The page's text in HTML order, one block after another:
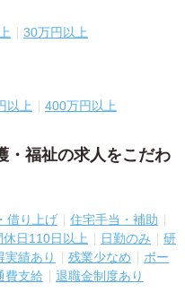
30万円以上
以上 400万円以上
・福祉の求人をこだわ
借り上げ
住宅手当・補助
休日110日以上 日勤のみ
研
実績あり 残業少なめ
ボー
費支給 退職金制度あり